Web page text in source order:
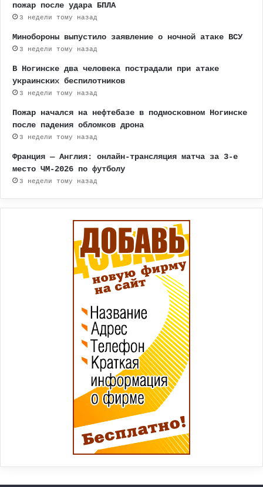
пожар после удара БПЛА
3 недели тому назад
Минобороны выпустило заявление о ночной атаке ВСУ
3 недели тому назад
В Ногинске два человека пострадали при атаке
украинских беспилотников
3 недели тому назад
Пожар начался на нефтебазе в подмосковном Ногинске
после падения обломков дрона
3 недели тому назад
Франция — Англия: онлайн-трансляция матча за 3-е
место ЧМ-2026 по футболу
3 недели тому назад